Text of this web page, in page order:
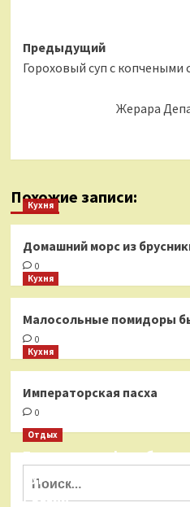
Навигация
записи
Предыдущий
Гороховый суп с
Жерара
Похожие записи:
Кухня
Домашний морс из
0
Кухня
Малосольные помидоры
0
Кухня
Императорская пасха
0
Отдых
Бесплатные
туристических
России